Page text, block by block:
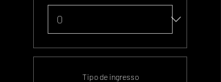
Tipo de ingresso